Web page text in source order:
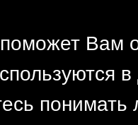
Вам
понимать